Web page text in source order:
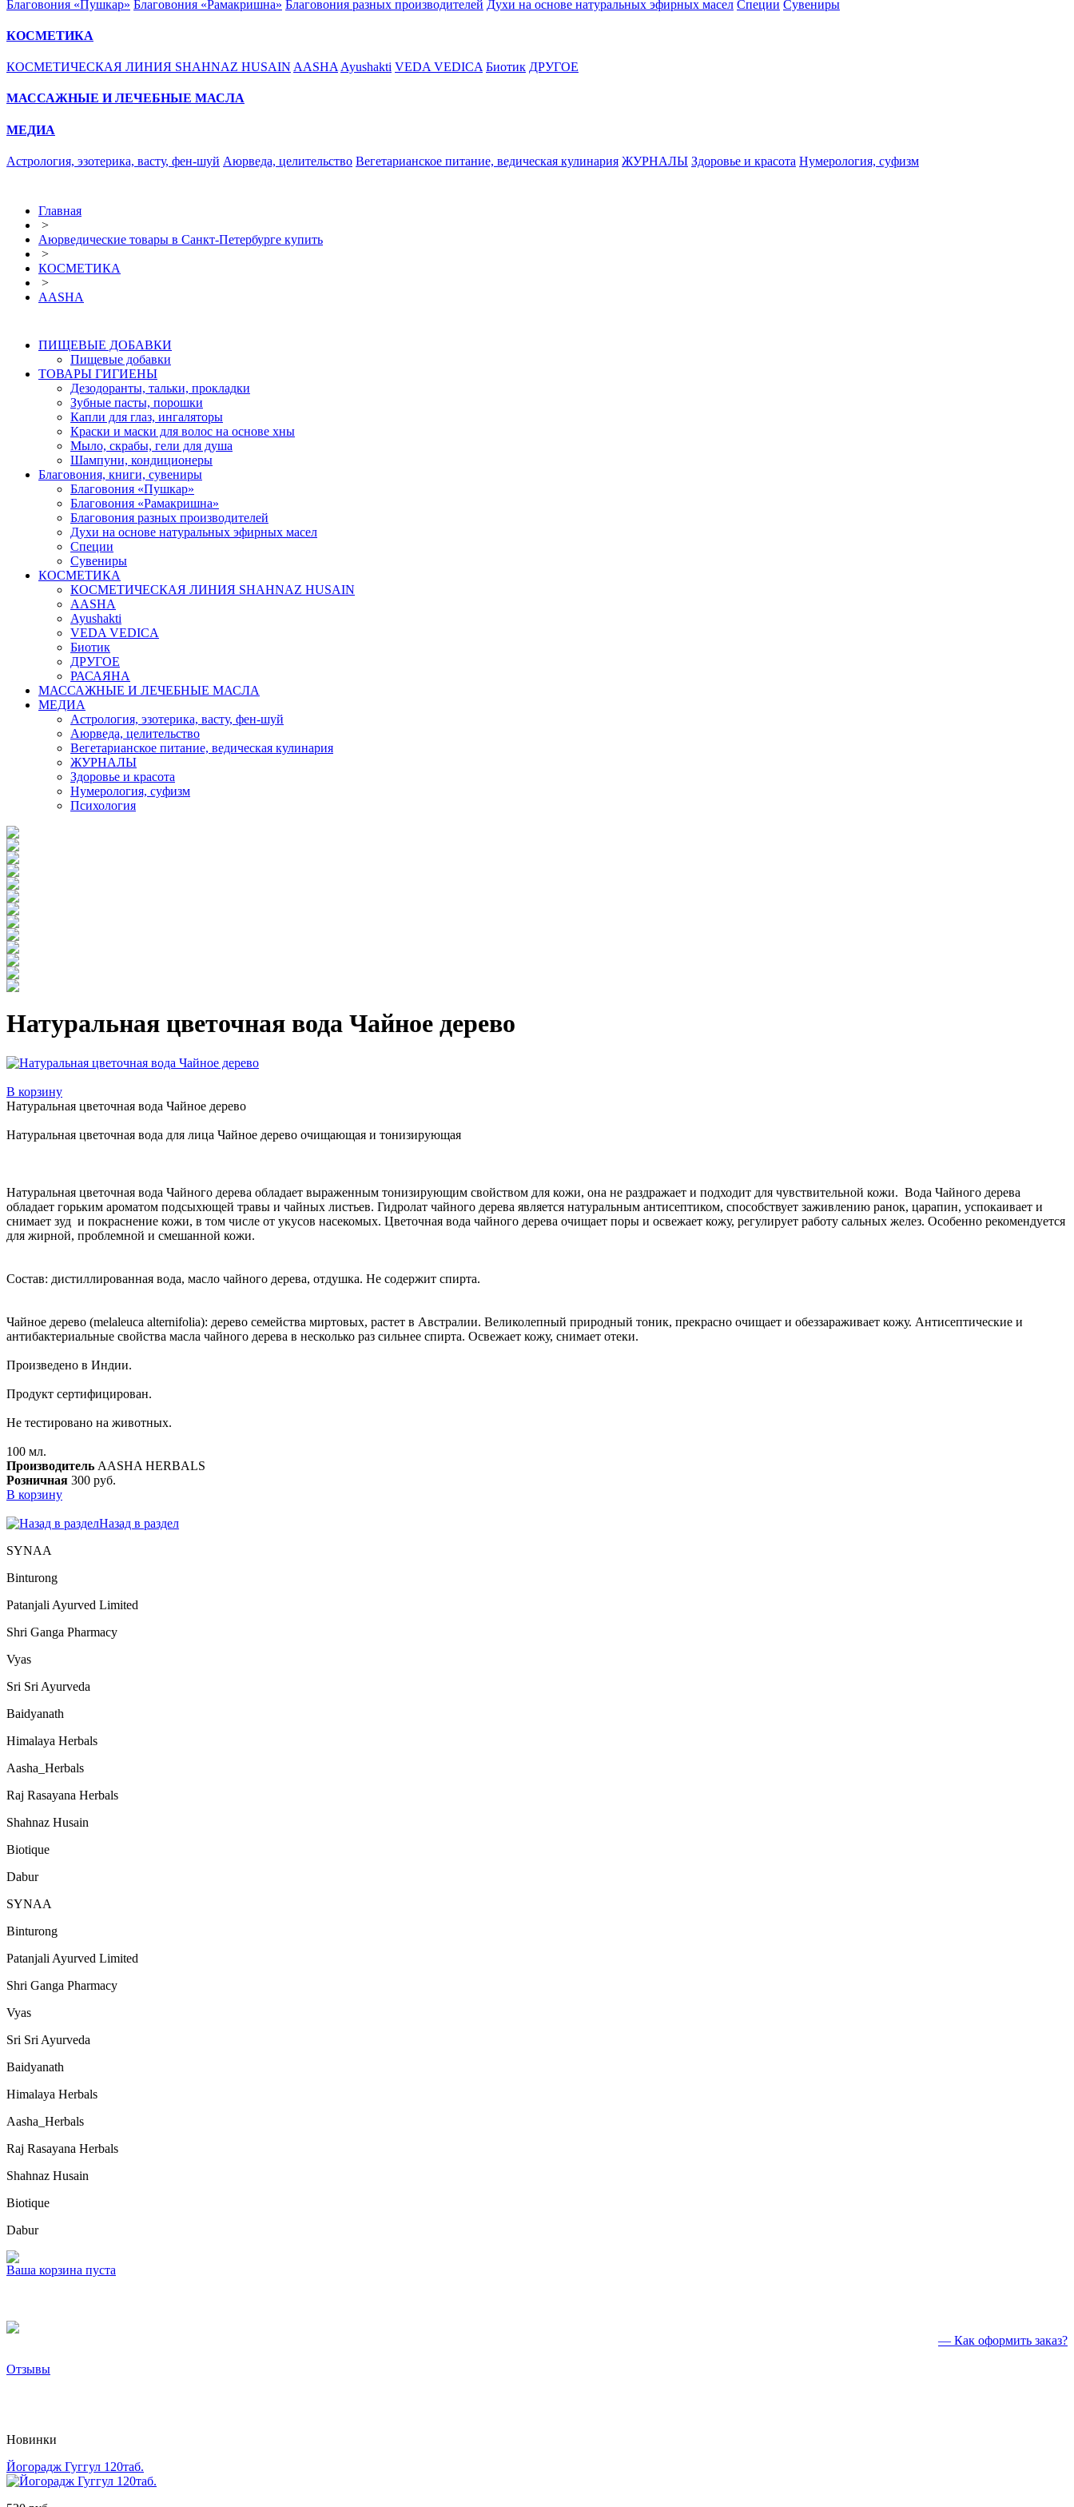
Благовония «Пушкар» Благовония «Рамакришна» Благовония разных производителей Духи на основе натуральных эфирных масел Специи Сувениры
КОСМЕТИКА
КОСМЕТИЧЕСКАЯ ЛИНИЯ SHAHNAZ HUSAIN AASHA Ayushakti VEDA VEDICA Биотик ДРУГОЕ
МАССАЖНЫЕ И ЛЕЧЕБНЫЕ МАСЛА
МЕДИА
Астрология, эзотерика, васту, фен-шуй Аюрведа, целительство Вегетарианское питание, ведическая кулинария ЖУРНАЛЫ Здоровье и красота Нумерология, суфизм
Главная
>
Аюрведические товары в Санкт-Петербурге купить
>
КОСМЕТИКА
>
AASHA
ПИЩЕВЫЕ ДОБАВКИ
Пищевые добавки
ТОВАРЫ ГИГИЕНЫ
Дезодоранты, тальки, прокладки
Зубные пасты, порошки
Капли для глаз, ингаляторы
Краски и маски для волос на основе хны
Мыло, скрабы, гели для душа
Шампуни, кондиционеры
Благовония, книги, сувениры
Благовония «Пушкар»
Благовония «Рамакришна»
Благовония разных производителей
Духи на основе натуральных эфирных масел
Специи
Сувениры
КОСМЕТИКА
КОСМЕТИЧЕСКАЯ ЛИНИЯ SHAHNAZ HUSAIN
AASHA
Ayushakti
VEDA VEDICA
Биотик
ДРУГОЕ
РАСАЯНА
МАССАЖНЫЕ И ЛЕЧЕБНЫЕ МАСЛА
МЕДИА
Астрология, эзотерика, васту, фен-шуй
Аюрведа, целительство
Вегетарианское питание, ведическая кулинария
ЖУРНАЛЫ
Здоровье и красота
Нумерология, суфизм
Психология
Натуральная цветочная вода Чайное дерево
В корзину
Натуральная цветочная вода Чайное дерево
Натуральная цветочная вода для лица Чайное дерево очищающая и тонизирующая
Натуральная цветочная вода Чайного дерева обладает выраженным тонизирующим свойством для кожи, она не раздражает и подходит для чувствительной кожи. Вода Чайного дерева
обладает горьким ароматом подсыхющей травы и чайных листьев. Гидролат чайного дерева является натуральным антисептиком, способствует заживлению ранок, царапин, успокаивает и
снимает зуд и покраснение кожи, в том числе от укусов насекомых. Цветочная вода чайного дерева очищает поры и освежает кожу, регулирует работу сальных желез. Особенно рекомендуется
для жирной, проблемной и смешанной кожи.
Состав: дистиллированная вода, масло чайного дерева, отдушка. Не содержит спирта.
Чайное дерево (melaleuca alternifolia): дерево семейства миртовых, растет в Австралии. Великолепный природный тоник, прекрасно очищает и обеззараживает кожу. Антисептические и
антибактериальные свойства масла чайного дерева в несколько раз сильнее спирта. Освежает кожу, снимает отеки.
Произведено в Индии.
Продукт сертифицирован.
Не тестировано на животных.
100 мл.
Производитель AASHA HERBALS
Розничная 300 руб.
В корзину
Назад в раздел
SYNAA
Binturong
Patanjali Ayurved Limited
Shri Ganga Pharmacy
Vyas
Sri Sri Ayurveda
Baidyanath
Himalaya Herbals
Aasha_Herbals
Raj Rasayana Herbals
Shahnaz Husain
Biotique
Dabur
SYNAA
Binturong
Patanjali Ayurved Limited
Shri Ganga Pharmacy
Vyas
Sri Sri Ayurveda
Baidyanath
Himalaya Herbals
Aasha_Herbals
Raj Rasayana Herbals
Shahnaz Husain
Biotique
Dabur
Ваша корзина пуста
— Как оформить заказ?
Отзывы
Новинки
Йогорадж Гуггул 120таб.